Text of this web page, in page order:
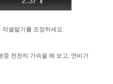
셀밟기를 조정하세요.
중 천천히 가속을 해 보고, 연비가